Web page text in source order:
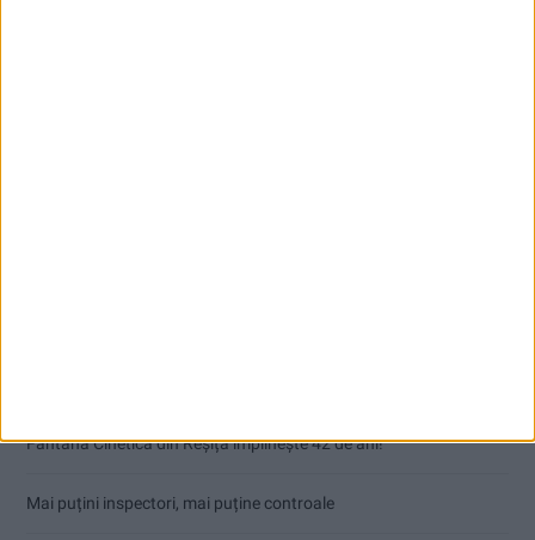
Fântâna Cinetică din Reșița împlinește 42 de ani!
Mai puțini inspectori, mai puține controale